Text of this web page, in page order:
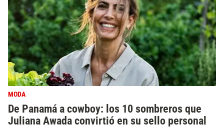
MODA
De Panamá a cowboy: los 10 sombreros que
Juliana Awada convirtió en su sello personal